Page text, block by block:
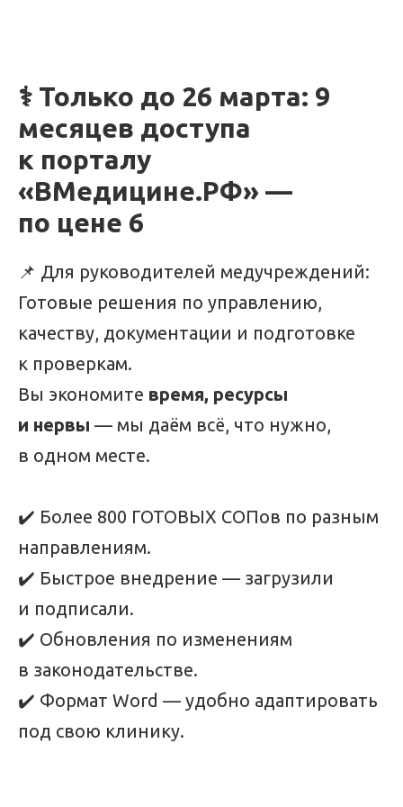
⚕️ Только до 26 марта: 9
месяцев доступа
к порталу
«ВМедицине.РФ» —
по цене 6
📌 Для руководителей медучреждений:
Готовые решения по управлению,
качеству, документации и подготовке
к проверкам.
Вы экономите время, ресурсы
и нервы — мы даём всё, что нужно,
в одном месте.
✔️ Более 800 ГОТОВЫХ СОПов по разным
направлениям.
✔️ Быстрое внедрение — загрузили
и подписали.
✔️ Обновления по изменениям
в законодательстве.
✔️ Формат Word — удобно адаптировать
под свою клинику.